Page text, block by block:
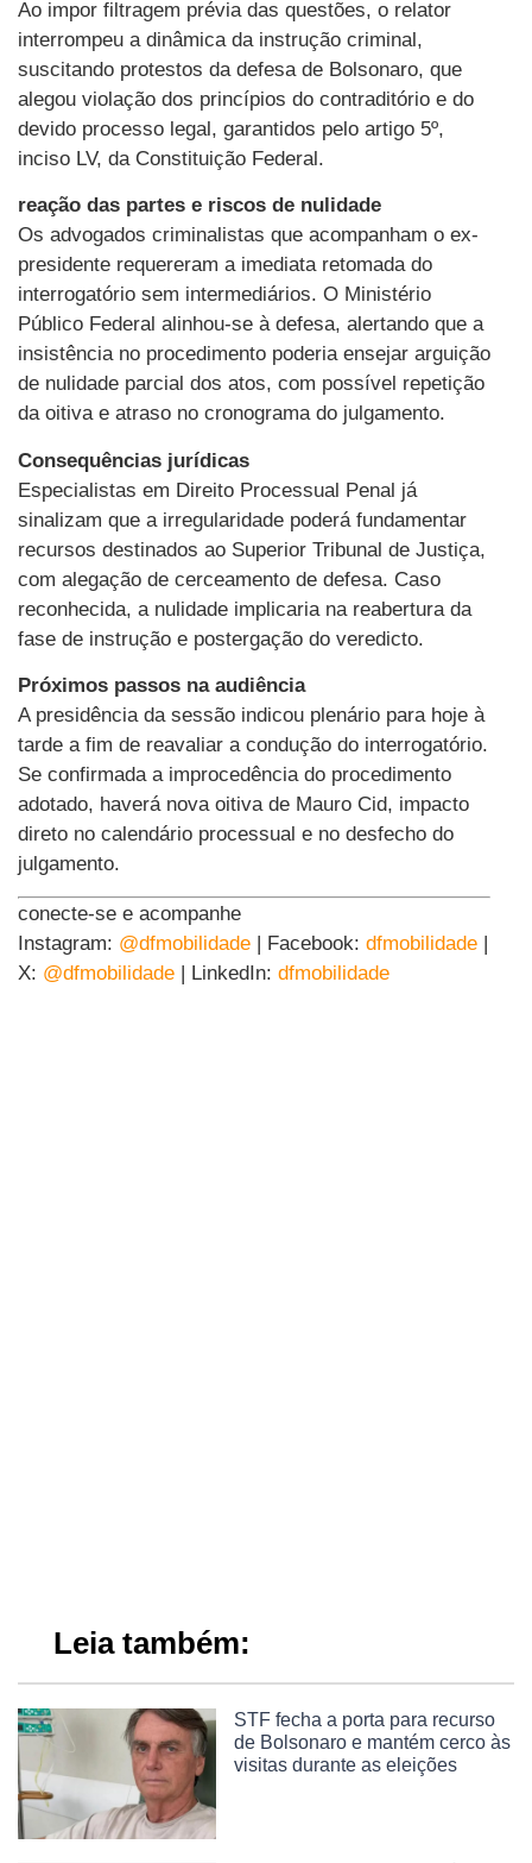
Ao impor filtragem prévia das questões, o relator
interrompeu a dinâmica da instrução criminal,
suscitando protestos da defesa de Bolsonaro, que
alegou violação dos princípios do contraditório e do
devido processo legal, garantidos pelo artigo 5º,
inciso LV, da Constituição Federal.
reação das partes e riscos de nulidade
Os advogados criminalistas que acompanham o ex-
presidente requereram a imediata retomada do
interrogatório sem intermediários. O Ministério
Público Federal alinhou-se à defesa, alertando que a
insistência no procedimento poderia ensejar arguição
de nulidade parcial dos atos, com possível repetição
da oitiva e atraso no cronograma do julgamento.
Consequências jurídicas
Especialistas em Direito Processual Penal já
sinalizam que a irregularidade poderá fundamentar
recursos destinados ao Superior Tribunal de Justiça,
com alegação de cerceamento de defesa. Caso
reconhecida, a nulidade implicaria na reabertura da
fase de instrução e postergação do veredicto.
Próximos passos na audiência
A presidência da sessão indicou plenário para hoje à
tarde a fim de reavaliar a condução do interrogatório.
Se confirmada a improcedência do procedimento
adotado, haverá nova oitiva de Mauro Cid, impacto
direto no calendário processual e no desfecho do
julgamento.
conecte-se e acompanhe
Instagram: @dfmobilidade | Facebook: dfmobilidade |
X: @dfmobilidade | LinkedIn: dfmobilidade
Leia também:
STF fecha a porta para recurso
de Bolsonaro e mantém cerco às
visitas durante as eleições